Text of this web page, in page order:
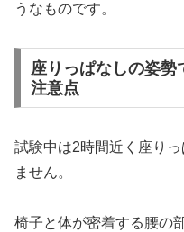
うなものです。
座りっぱなしの姿
注意点
試験中は2時間近く座り
ません。
椅子と体が密着する腰の